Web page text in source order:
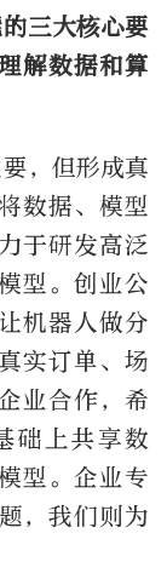
三大核心要
解数据和算
，但形成真
数据、模型
于研发高泛
型。创业公
机器人做分
实订单、场
业合作，希
础上共享数
型。企业专
，我们则为